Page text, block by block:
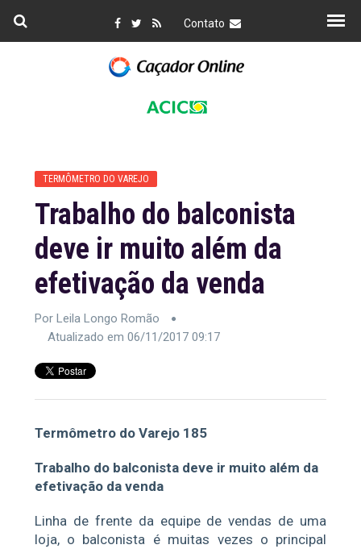
Contato
TERMÔMETRO DO VAREJO
Trabalho do balconista
deve ir muito além da
efetivação da venda
Por Leila Longo Romão
Atualizado em 06/11/2017 09:17
Termômetro do Varejo 185
Trabalho do balconista deve ir muito além da
efetivação da venda
Linha de frente da equipe de vendas de uma
loja, o balconista é muitas vezes o principal